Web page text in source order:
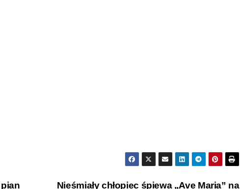
Nieśmiały chłopiec śpiewa „Ave Maria” na